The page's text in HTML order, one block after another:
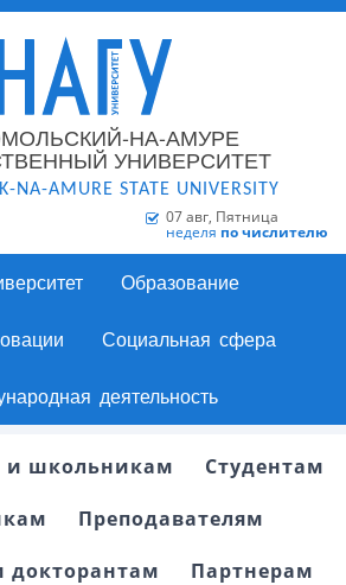
НА-АМУРЕ
УНИВЕРСИТЕТ
NA-AMURE STATE UNIVERSITY
07 авг, Пятница
неделя по числителю
Образование
Социальная сфера
деятельность
и школьникам
Студентам
Преподавателям
докторантам
Партнерам